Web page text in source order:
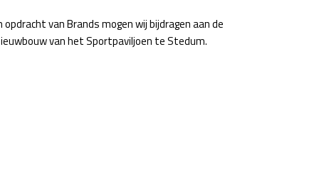
opdracht van Brands mogen wij bijdragen aan de
van het Sportpaviljoen te Stedum.